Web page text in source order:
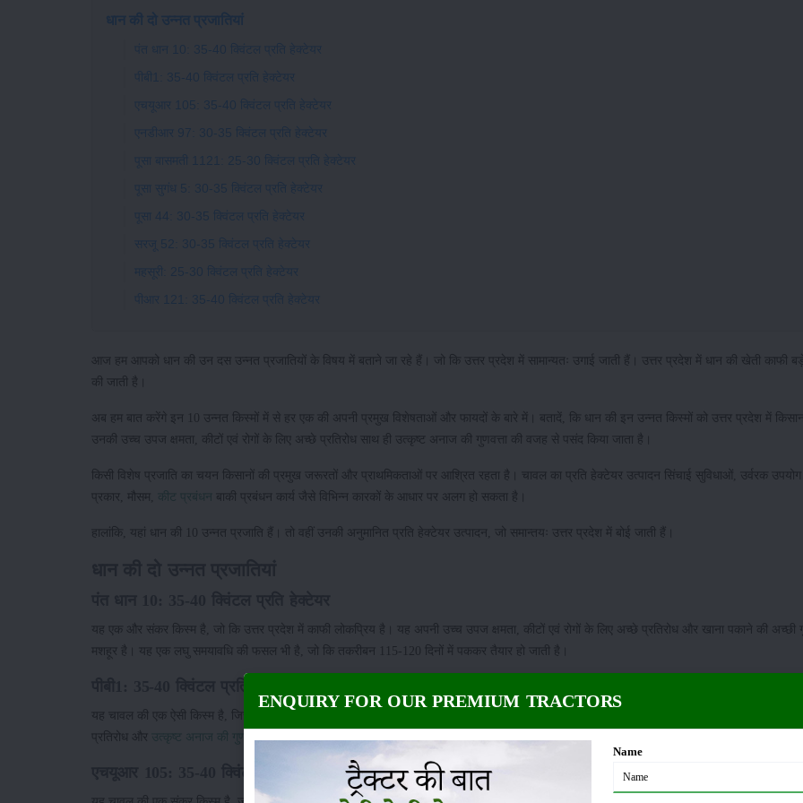
धान की दो उन्नत प्रजातियां
पंत धान 10: 35-40 क्विंटल प्रति हेक्टेयर
पीबी1: 35-40 क्विंटल प्रति हेक्टेयर
एचयूआर 105: 35-40 क्विंटल प्रति हेक्टेयर
एनडीआर 97: 30-35 क्विंटल प्रति हेक्टेयर
पूसा बासमती 1121: 25-30 क्विंटल प्रति हेक्टेयर
पूसा सुगंध 5: 30-35 क्विंटल प्रति हेक्टेयर
पूसा 44: 30-35 क्विंटल प्रति हेक्टेयर
सरजू 52: 30-35 क्विंटल प्रति हेक्टेयर
महसूरी: 25-30 क्विंटल प्रति हेक्टेयर
पीआर 121: 35-40 क्विंटल प्रति हेक्टेयर
आज हम आपको धान की उन दस उन्नत प्रजातियों के विषय में बताने जा रहे हैं। जो कि उत्तर प्रदेश में सामान्यतः उगाई जाती हैं। उत्तर प्रदेश में धान की खेती काफी
की जाती है।
अब हम बात करेंगे इन 10 उन्नत किस्मों में से हर एक की अपनी प्रमुख विशेषताओं और फायदों के बारे में। बतादें, कि धान की इन उन्नत किस्मों को उत्तर प्रदेश में किसानों
उनकी उच्च उपज क्षमता, कीटों एवं रोगों के लिए अच्छे प्रतिरोध साथ ही उत्कृष्ट अनाज की गुणवत्ता की वजह से पसंद किया जाता है।
किसी विशेष प्रजाति का चयन किसानों की प्रमुख जरूरतों और प्राथमिकताओं पर आश्रित रहता है। चावल का प्रति हेक्टेयर उत्पादन सिंचाई सुविधाओं, उर्वरक उपयोग
प्रकार, मौसम,
कीट प्रबंधन बाकी प्रबंधन कार्य जैसे विभिन्न कारकों के आधार पर अलग हो सकता है।
हालांकि, यहां धान की 10 उन्नत प्रजाति हैं। तो वहीं उनकी अनुमानित प्रति हेक्टेयर उत्पादन, जो समान्तयः उत्तर प्रदेश में बोई जाती हैं।
यह एक और संकर किस्म है, जो कि उत्तर प्रदेश में काफी लोकप्रिय है। यह अपनी उच्च उपज क्षमता, कीटों एवं रोगों के लिए अच्छे प्रतिरोध और खाना पकाने की अच्छी
मशहूर है। यह एक लघु समयावधि की फसल भी है, जो कि तकरीबन 115-120 दिनों में पककर तैयार हो जाती है।
यह चावल की एक ऐसी किस्म है, जिसको उत्तर प्रदेश समेत उत्तर भारत में बड़े पैमाने पर उत्पादित किया जाता है। यह अपनी उच्च उपज क्षमता, कीटों एवं रोगों के प्रति
प्रतिरोध और उत्कृष्ट अनाज की गुणवत्ताहेतु जाना जाता है। यह अति शीघ्र पकने वाली फसल भी है, जिसे पकने में लगभग 110-115 दिन लगते हैं।
ENQUIRY FOR OUR PREMIUM TRACTORS
Name